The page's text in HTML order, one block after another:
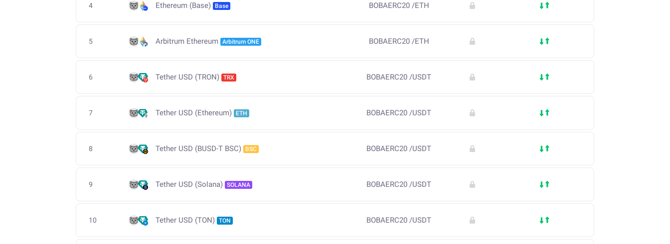
4 Ethereum (Base) Base BOBAERC20 /ETH
5 Arbitrum Ethereum Arbitrum ONE BOBAERC20 /ETH
6 Tether USD (TRON) TRX BOBAERC20 /USDT
7 Tether USD (Ethereum) ETH BOBAERC20 /USDT
8 Tether USD (BUSD-T BSC) BSC BOBAERC20 /USDT
9 Tether USD (Solana) SOLANA BOBAERC20 /USDT
10 Tether USD (TON) TON BOBAERC20 /USDT